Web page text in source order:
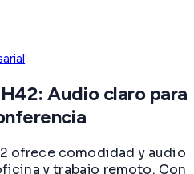
Audio claro para
ofrece comodidad y audio
y trabajo remoto. Con